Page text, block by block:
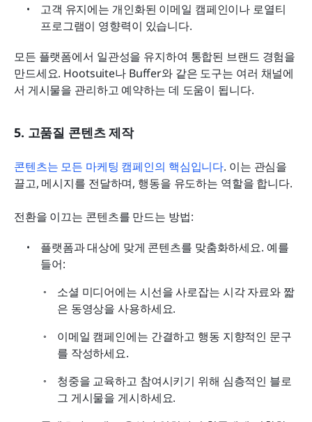
고객 유지에는 개인화된 이메일 캠페인이나 로열티
프로그램이 영향력이 있습니다.
모든 플랫폼에서 일관성을 유지하여 통합된 브랜드 경험을
만드세요. Hootsuite나 Buffer와 같은 도구는 여러 채널에
서 게시물을 관리하고 예약하는 데 도움이 됩니다.
5. 고품질 콘텐츠 제작
콘텐츠는 모든 마케팅 캠페인의 핵심입니다. 이는 관심을
끌고, 메시지를 전달하며, 행동을 유도하는 역할을 합니다.
전환을 이끄는 콘텐츠를 만드는 방법:
플랫폼과 대상에 맞게 콘텐츠를 맞춤화하세요. 예를
들어:
소셜 미디어에는 시선을 사로잡는 시각 자료와 짧
은 동영상을 사용하세요.
이메일 캠페인에는 간결하고 행동 지향적인 문구
를 작성하세요.
청중을 교육하고 참여시키기 위해 심층적인 블로
그 게시물을 게시하세요.